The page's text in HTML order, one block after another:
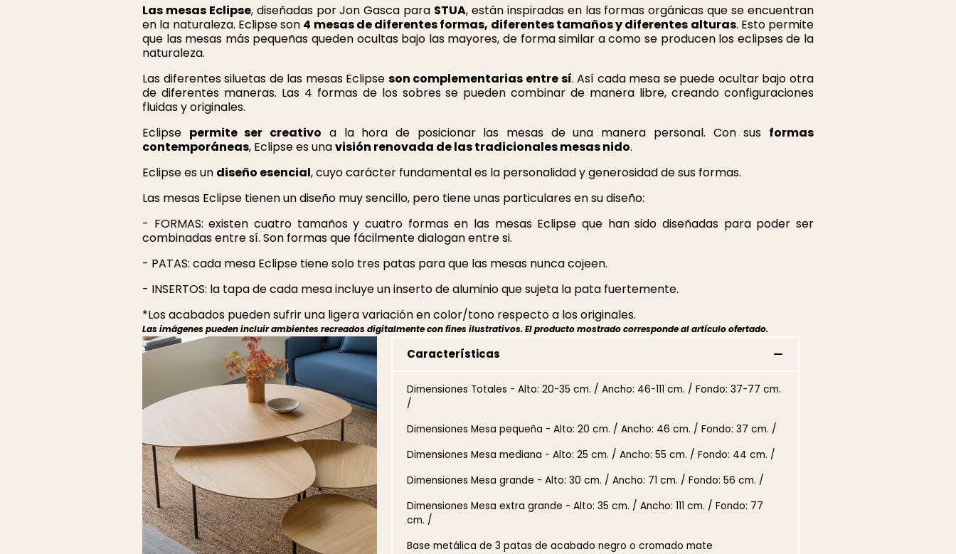
Las mesas Eclipse, diseñadas por Jon Gasca para STUA, están inspiradas en las formas orgánicas que se encuentran
en la naturaleza. Eclipse son 4 mesas de diferentes formas, diferentes tamaños y diferentes alturas. Esto permite
que las mesas más pequeñas queden ocultas bajo las mayores, de forma similar a como se producen los eclipses de la
naturaleza.
Las diferentes siluetas de las mesas Eclipse son complementarias entre sí. Así cada mesa se puede ocultar bajo otra
de diferentes maneras. Las 4 formas de los sobres se pueden combinar de manera libre, creando configuraciones
fluidas y originales.
Eclipse permite ser creativo a la hora de posicionar las mesas de una manera personal. Con sus formas
contemporáneas, Eclipse es unavisión renovada de las tradicionales mesas nido.
Eclipse es un diseño esencial, cuyo carácter fundamental es la personalidad y generosidad de sus formas.
Las mesas Eclipse tienen un diseño muy sencillo, pero tiene unas particulares en su diseño:
- FORMAS: existen cuatro tamaños y cuatro formas en las mesas Eclipse que han sido diseñadas para poder ser
combinadas entre sí. Son formas que fácilmente dialogan entre si.
- PATAS: cada mesa Eclipse tiene solo tres patas para que las mesas nunca cojeen.
- INSERTOS: la tapa de cada mesa incluye un inserto de aluminio que sujeta la pata fuertemente.
*Los acabados pueden sufrir una ligera variación en color/tono respecto a los originales.
Las imágenes pueden incluir ambientes recreados digitalmente con fines ilustrativos. El producto mostrado corresponde al artículo ofertado.
Características
Dimensiones Totales - Alto: 20-35 cm. / Ancho: 46-111 cm. / Fondo: 37-77 cm.
/
Dimensiones Mesa pequeña - Alto: 20 cm. / Ancho: 46 cm. / Fondo: 37 cm. /
Dimensiones Mesa mediana - Alto: 25 cm. / Ancho: 55 cm. / Fondo: 44 cm. /
Dimensiones Mesa grande - Alto: 30 cm. / Ancho: 71 cm. / Fondo: 56 cm. /
Dimensiones Mesa extra grande - Alto: 35 cm. / Ancho: 111 cm. / Fondo: 77
cm. /
Base metálica de 3 patas de acabado negro o cromado mate